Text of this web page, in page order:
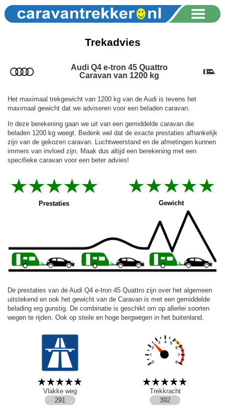
Trekadvies
Audi Q4 e-tron 45 Quattro
Caravan van 1200 kg
Het maximaal trekgewicht van 1200 kg van de Audi is tevens het
maximaal gewicht dat we adviseren voor een beladen caravan.
In deze berekening gaan we uit van een gemiddelde caravan die
beladen 1200 kg weegt. Bedenk wel dat de exacte prestaties afhankelijk
zijn van de gekozen caravan. Luchtweerstand en de afmetingen kunnen
immers van invloed zijn. Maak dus altijd een berekening met een
specifieke caravan voor een beter advies!
Prestaties Gewicht
De prestaties van de Audi Q4 e-tron 45 Quattro zijn over het algemeen
uitstekend en ook het gewicht van de Caravan is met een gemiddelde
belading erg gunstig. De combinatie is geschikt om op allerlei soorten
wegen te rijden. Ook op steile en hoge bergwegen in het buitenland.
Vlakke weg
Trekkracht
291
392